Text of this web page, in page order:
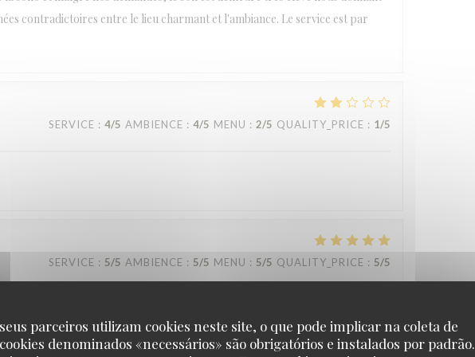
parceiros utilizam cookies neste site, o que pode implicar na coleta de
denominados «necessários» são obrigatórios e instalados por padrão.
contradictoires entre le lieu charmant et l'ambiance. Le service est par
SERVICE : 4/5 AMBIENCE : 4/5 MENU : 2/5 QUALITY_PRICE : 1/5
SERVICE : 5/5 AMBIENCE : 5/5 MENU : 5/5 QUALITY_PRICE : 5/5
SERVICE: 5/5 AMBIENCE: 5/5 MENU : 5/5 QUALITY_PRICE: 5/5